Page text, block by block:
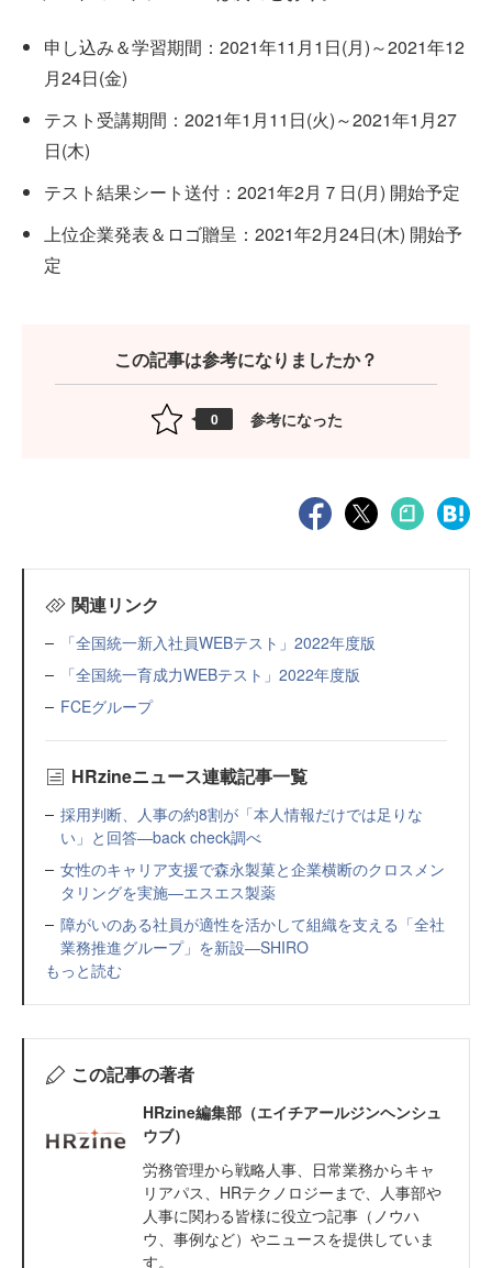
申し込み＆学習期間：2021年11月1日(月)～2021年12
月24日(金)
テスト受講期間：2021年1月11日(火)～2021年1月27
日(木)
テスト結果シート送付：2021年2月７日(月) 開始予定
上位企業発表＆ロゴ贈呈：2021年2月24日(木) 開始予
定
この記事は参考になりましたか？
0 参考になった
関連リンク
「全国統一新入社員WEBテスト」2022年度版
「全国統一育成力WEBテスト」2022年度版
FCEグループ
HRzineニュース連載記事一覧
採用判断、人事の約8割が「本人情報だけでは足りな
い」と回答—back check調べ
女性のキャリア支援で森永製菓と企業横断のクロスメン
タリングを実施—エスエス製薬
障がいのある社員が適性を活かして組織を支える「全社
業務推進グループ」を新設—SHIRO
もっと読む
この記事の著者
HRzine編集部（エイチアールジンヘンシュ
ウブ）
労務管理から戦略人事、日常業務からキャ
リアパス、HRテクノロジーまで、人事部や
人事に関わる皆様に役立つ記事（ノウハ
ウ、事例など）やニュースを提供していま
す。